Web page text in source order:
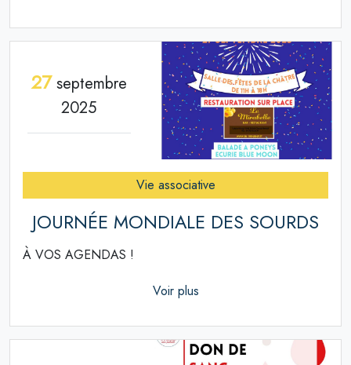
27septembre
2025
Vie associative
JOURNÉE MONDIALE DES SOURDS
À VOS AGENDAS !
Voir plus